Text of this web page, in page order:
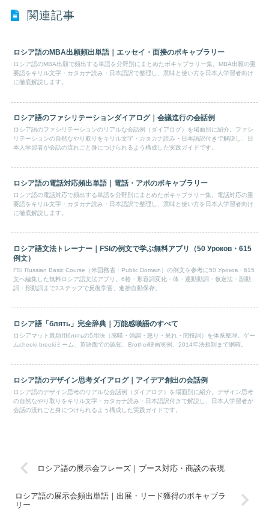
関連記事
ロシア語のMBA出願頻出単語｜エッセイ・面接のボキャブラリー
ロシア語のMBA出願で頻出する単語を分野別にまとめたボキャブラリー集。MBA出願の重
要語をキリル文字・カタカナ読み・日本語訳で整理し、意味と使い方を日本人学習者向け
に徹底解説します。
ロシア語のファシリテーションダイアログ｜会議進行の会話例
ロシア語のファシリテーションのリアルな会話例（ダイアログ）を場面別に紹介。ファシ
リテーションの自然なやり取りをキリル文字・カタカナ読み・日本語訳付きで解説し、日
本人学習者が会話の流れごと身につけられるよう構成した実践ガイドです。
ロシア語の電話対応頻出単語｜電話・アポのボキャブラリー
ロシア語の電話対応で頻出する単語を分野別にまとめたボキャブラリー集。電話対応の重
要語をキリル文字・カタカナ読み・日本語訳で整理し、意味と使い方を日本人学習者向け
に徹底解説します。
ロシア語文法トレーナー｜FSIの例文で学ぶ無料アプリ（50 Уроков・615
例文）
FSI Russian Basic Course（米国務省・Public Domain）の例文を参考に50 Уроков・615
文へ編集した無料ロシア語文法アプリ。6格・形容詞変化・体・運動動詞・仮定法・副動
詞・形動詞まで3ステップで反復学習、進捗自動保存。
ロシア語「блять」完全辞典｜万能感嘆語のすべて
ロシアマット最頻用блятьの5用法（感嘆・強調・怒り・呆れ・間投詞）を体系整理。ゲー
ムcheeki breekiミーム、英語圏での認知、Brother映画実例、2014年法規制まで網羅。
ロシア語のデザイン思考ダイアログ｜アイデア創出の会話例
ロシア語のデザイン思考のリアルな会話例（ダイアログ）を場面別に紹介。デザイン思考
の自然なやり取りをキリル文字・カタカナ読み・日本語訳付きで解説し、日本人学習者が
会話の流れごと身につけられるよう構成した実践ガイドです。
ロシア語の展示会フレーズ｜ブース対応・商談の表現
ロシア語の展示会頻出単語｜出展・リード獲得のボキャブラ
リー